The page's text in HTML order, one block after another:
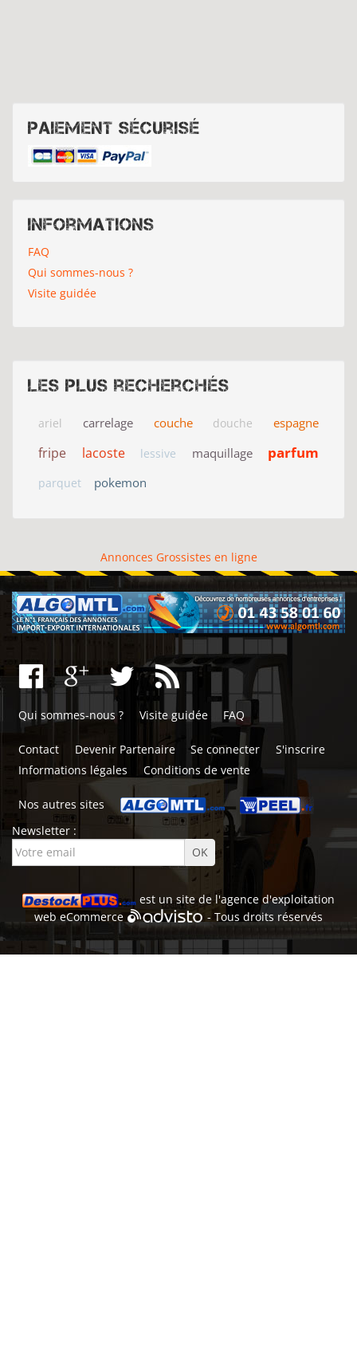
Paiement sécurisé
Informations
FAQ
Qui sommes-nous ?
Visite guidée
Les plus recherchés
ariel carrelage couche douche espagne
fripe lacoste lessive maquillage parfum
parquet pokemon
Annonces Grossistes en ligne
Qui sommes-nous ? Visite guidée FAQ
Contact Devenir Partenaire Se connecter
S'inscrire
Informations légales
Conditions de vente
Nos autres sites
Newsletter :
est un site de l'agence d'exploitation
webeCommerce - Tous droits réservés